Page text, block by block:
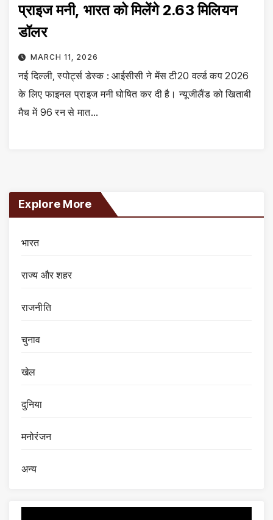
प्राइज मनी, भारत को मिलेंगे 2.63 मिलियन
डॉलर
MARCH 11, 2026
नई दिल्ली, स्पोर्ट्स डेस्क : आईसीसी ने मेंस टी20 वर्ल्ड कप 2026
के लिए फाइनल प्राइज मनी घोषित कर दी है। न्यूजीलैंड को खिताबी
मैच में 96 रन से मात…
Explore More
भारत
राज्य और शहर
राजनीति
चुनाव
खेल
दुनिया
मनोरंजन
अन्य